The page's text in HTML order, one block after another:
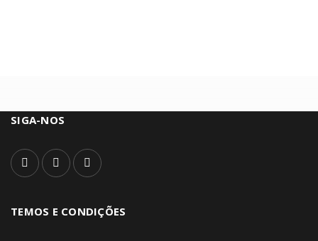
SIGA-NOS
TEMOS E CONDIÇÕES